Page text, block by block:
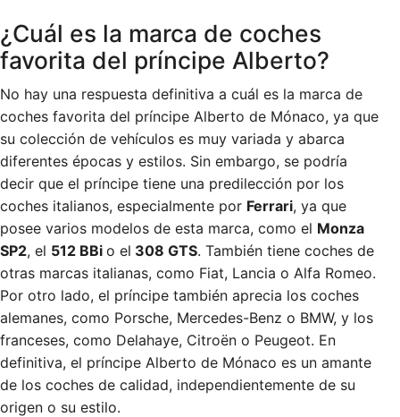
¿Cuál es la marca de coches
favorita del príncipe Alberto?
No hay una respuesta definitiva a cuál es la marca de
coches favorita del príncipe Alberto de Mónaco, ya que
su colección de vehículos es muy variada y abarca
diferentes épocas y estilos. Sin embargo, se podría
decir que el príncipe tiene una predilección por los
coches italianos, especialmente por Ferrari, ya que
posee varios modelos de esta marca, como el Monza
SP2, el 512 BBi o el 308 GTS. También tiene coches de
otras marcas italianas, como Fiat, Lancia o Alfa Romeo.
Por otro lado, el príncipe también aprecia los coches
alemanes, como Porsche, Mercedes-Benz o BMW, y los
franceses, como Delahaye, Citroën o Peugeot. En
definitiva, el príncipe Alberto de Mónaco es un amante
de los coches de calidad, independientemente de su
origen o su estilo.